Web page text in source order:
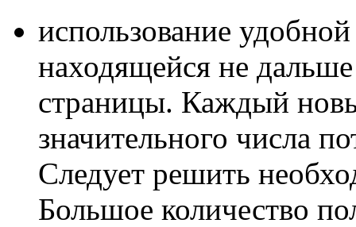
использование
находящейся не
страницы. Каждый
значительного числа
Следует решить
Большое количество